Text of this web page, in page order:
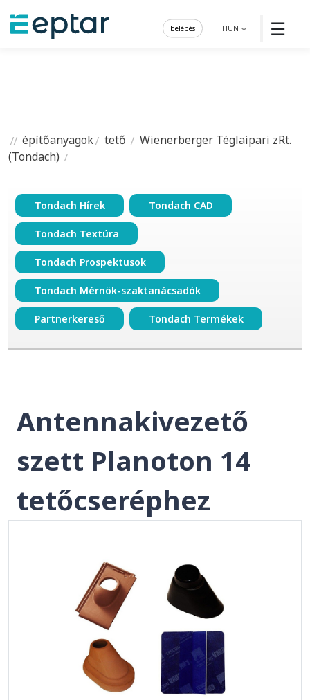
☰
HUN
belépés
építőanyagok tető
Wienerberger Téglaipari zRt.
(Tondach)
Tondach Hírek Tondach CAD
Tondach Textúra
Tondach Prospektusok
Tondach Mérnök-szaktanácsadók
Partnerkereső Tondach Termékek
Antennakivezető
szett Planoton 14
tetőcseréphez